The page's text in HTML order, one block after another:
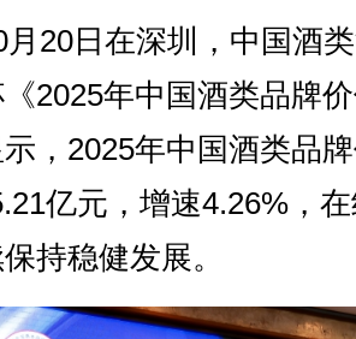
20日在深圳，中国酒类
2025年中国酒类品牌
，2025年中国酒类品
亿元，增速4.26%，
持稳健发展。